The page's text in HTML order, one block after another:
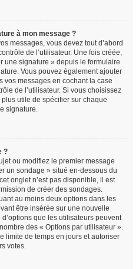
à mon message ?
messages, vous devez tout d’abord
de l’utilisateur. Une fois créée,
une signature » depuis le formulaire
Vous pouvez également ajouter
vos messages en cochant la case
de l’utilisateur. Si vous choisissez
utile de spécifier sur chaque
signature.
?
ou modifiez le premier message
un sondage » situé en-dessous du
onglet n’est pas disponible, il est
de créer des sondages.
au moins deux options dans les
être insérée sur une nouvelle
que les utilisateurs peuvent
des « Options par utilisateur ».
limite de temps en jours et autoriser
votes.